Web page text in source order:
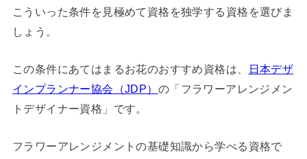
こういった条件を見極めて資格を独学する資格を選びま
しょう。
この条件にあてはまるお花のおすすめ資格は、
日本デザ
インプランナー協会（JDP） の「フラワーアレンジメン
トデザイナー資格」です。
フラワーアレンジメントの基礎知識から学べる資格で